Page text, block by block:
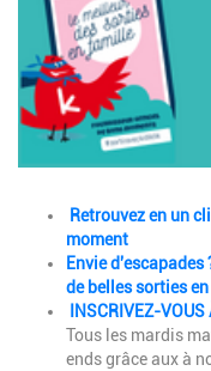
DescriptionRetrouvez en un
moment
Envie
de belles sorties
INSCRIVEZ-
Tous les mardis
ends grâce aux à